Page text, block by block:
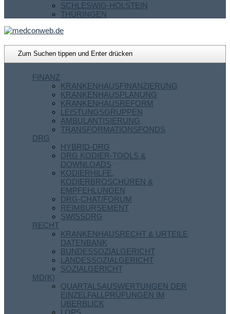
SCHLESWIG-HOLSTEIN
THÜRINGEN
FINANZ
KRANKENHAUSFINANZIERUNG
KRANKENHAUSPLANUNG
KRANKENHAUSREFORM
LEISTUNGSGRUPPEN
AMBULANTISIERUNG
TRANSFORMATIONSFONDS
DRG
HYBRID-DRG
DRG KODIER-TOOLS &
DOWNLOADS
KODIERHILFE,
KODIERBROSCHÜREN &
EMPFEHLUNGEN
DRG-CHAT/FORUM
REIMBURSEMENT
SWISSDRG
RECHT
KRANKENHAUSRECHT & URTEILE
DATENBANK
BUNDESSOZIALGERICHT
LANDESSOZIALGERICHT
SOZIALGERICHT
MD(K)
QUARTALSAUSWERTUNGEN DER
EINZELFALLPRÜFUNGEN IM
ÜBERBLICK